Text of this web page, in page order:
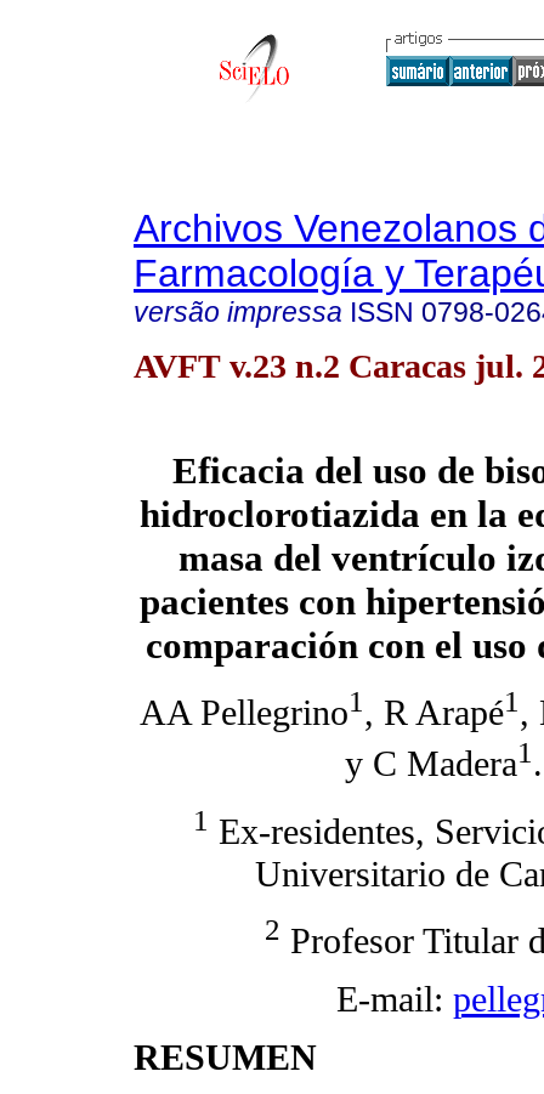
Archivos Venezolanos
Farmacología y
versão impressa ISSN 0798-
AVFT v.23 n.2 Caracas jul.
Eficacia del uso de
hidroclorotiazida en la
masa del ventrículo
pacientes con
comparación con el
AA Pellegrino1 , R Arapé1 ,
y C Madera1 .
1 Ex-residentes,
Universitario de
2 Profesor Titular
E-mail:
RESUMEN